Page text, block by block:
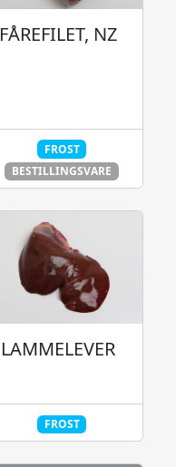
FÅREFILET, NZ
FROST
BESTILLINGSVARE
LAMMELEVER
FROST